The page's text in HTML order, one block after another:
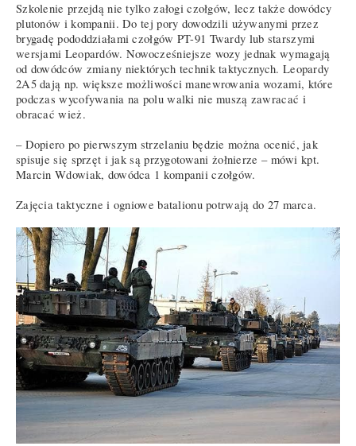
Szkolenie przejdą nie tylko załogi czołgów, lecz także dowódcy
plutonów i kompanii. Do tej pory dowodzili używanymi przez
brygadę pododdziałami czołgów PT-91 Twardy lub starszymi
wersjami Leopardów. Nowocześniejsze wozy jednak wymagają
od dowódców zmiany niektórych technik taktycznych. Leopardy
2A5 dają np. większe możliwości manewrowania wozami, które
podczas wycofywania na polu walki nie muszą zawracać i
obracać wież.
– Dopiero po pierwszym strzelaniu będzie można ocenić, jak
spisuje się sprzęt i jak są przygotowani żołnierze – mówi kpt.
Marcin Wdowiak, dowódca 1 kompanii czołgów.
Zajęcia taktyczne i ogniowe batalionu potrwają do 27 marca.